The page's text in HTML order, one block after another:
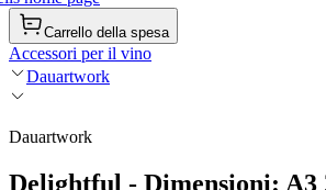
Carrello della spesa
Accessori per il vino
Dauartwork
Dauartwork
Delightful - Dimensioni: A3